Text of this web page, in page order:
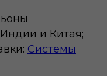
и Китая;
Системы